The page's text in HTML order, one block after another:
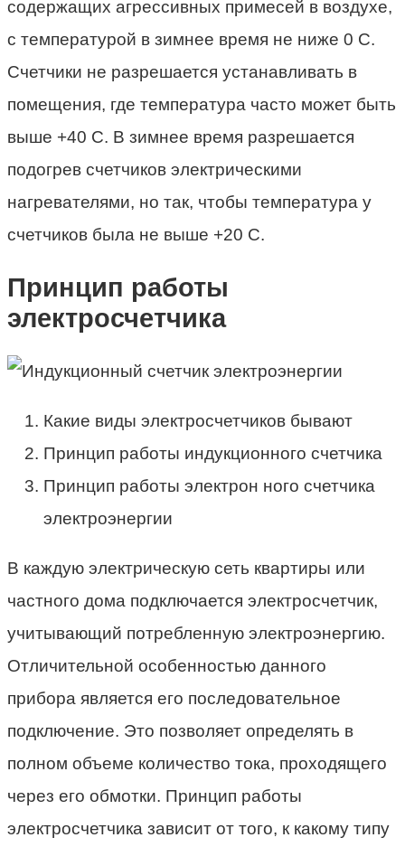
содержащих агрессивных примесей в воздухе,
с температурой в зимнее время не ниже 0 С.
Счетчики не разрешается устанавливать в
помещения, где температура часто может быть
выше +40 С. В зимнее время разрешается
подогрев счетчиков электрическими
нагревателями, но так, чтобы температура у
счетчиков была не выше +20 С.
Принцип работы
электросчетчика
Какие виды электросчетчиков бывают
Принцип работы индукционного счетчика
Принцип работы электрон ного счетчика
электроэнергии
В каждую электрическую сеть квартиры или
частного дома подключается электросчетчик,
учитывающий потребленную электроэнергию.
Отличительной особенностью данного
прибора является его последовательное
подключение. Это позволяет определять в
полном объеме количество тока, проходящего
через его обмотки. Принцип работы
электросчетчика зависит от того, к какому типу